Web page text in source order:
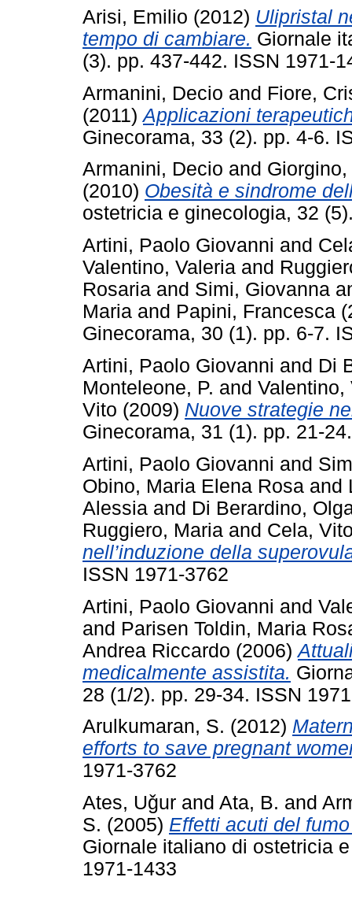
Arisi, Emilio (2012) Ulipristal
tempo di cambiare. Giornale
(3). pp. 437-442. ISSN 1971-
Armanini, Decio and Fiore,
(2011)Applicazioni
Ginecorama, 33 (2). pp. 4-6.
Armanini, Decio and
(2010) Obesità e sindrome
ostetricia e ginecologia, 32
Artini, Paolo Giovanni and
Valentino, Valeria and
Rosaria and Simi, Giovanna
Maria and Papini, Francesca
Ginecorama, 30 (1). pp. 6-7.
Artini, Paolo Giovanni and Di
Monteleone, P. and Valentino,
Vito (2009) Nuove strategie
Ginecorama, 31 (1). pp. 21-
Artini, Paolo Giovanni and
Obino, Maria Elena Rosa and
Alessia and Di Berardino,
Ruggiero, Maria and Cela,
nell’induzione della
ISSN 1971-3762
Artini, Paolo Giovanni and
and Parisen Toldin, Maria
Andrea Riccardo (2006)
medicalmente assistita.
28 (1/2). pp. 29-34. ISSN
Arulkumaran, S. (2012)
efforts to save pregnant
1971-3762
Ates, Uǧur and Ata, B. and
S. (2005) Effetti acuti del
Giornale italiano di ostetricia
1971-1433